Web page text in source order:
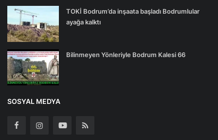
TOKİ Bodrum’da inşaata başladı Bodrumlular
ayağa kalktı
Bilinmeyen Yönleriyle Bodrum Kalesi 66
SOSYAL MEDYA